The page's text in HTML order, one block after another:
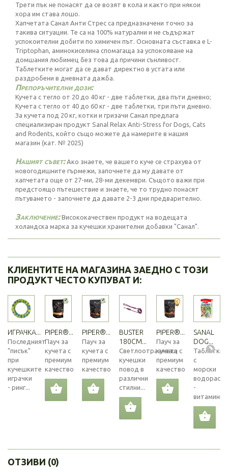
Трети пък не понасят да се возят в кола и както при някои
хора им става лошо.
Хапчетата Санал Анти Стрес са предназначени точно за
такива ситуации. Те са на 100% натурални и не съдържат
успокоителни добити по химичен път. Основната съставка е L-
Triptophan, аминокиселина спомагаща за успокояване на
домшания любимец без това да причини сънливост.
Таблетките могат да се дават директно в устата или
раздробени в дневната дажба.
Препоръчителни дози:
Кучета с тегло от 20 до 40 кг - две таблетки, два пъти дневно;
Кучета с тегло от 40 до 60 кг - две таблетки, три пъти дневно.
За кучета под 20 кг, котки и гризачи Санал предлага
специализиран продукт Sanal Relax Anti-Stress for Dogs, Cats
and Rodents, който също можете да намерите в нашия
магазин (кат. № 2025)
Нашият съвет:Ако знаете, че вашето куче се страхува от
новогодишните гърмежи, започнете да му давате от
хапчетата още от 27-ми, 28-ми декември. Същото важи при
предстоящо пътешествие и знаете, че то трудно понасят
пътуването - започнете да давате 2-3 дни предварително.
Заключение:Висококачествен продукт на водещата
холандска марка за кучешки хранителни добавки "Санал".
КЛИЕНТИТЕ НА МАГАЗИНА ЗАЕДНО С ТОЗИ
ПРОДУКТ ЧЕСТО КУПУВАТ И:
ИГРАЧКА...
Последният
"писък"
при
кучешките
играчки
- ринг...
PIPER®...
Пауч за
кучета с
премиум
качество
PIPER®...
Пауч за
кучета с
премиум
качество
BUSTER
180СМ...
Светлоотразяващ
кучешки
повод в
различни
стилни...
PIPER®...
Пауч за
кучета с
премиум
качество
SANAL
DOG...
Таблетки
с
морски
водорасли
-
ОТЗИВИ (0)